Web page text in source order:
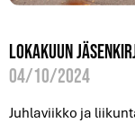
Lokakuun
04/10/2024
Juhlaviikko ja